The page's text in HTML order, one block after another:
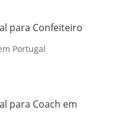
para Confeiteiro
Portugal
para Coach em